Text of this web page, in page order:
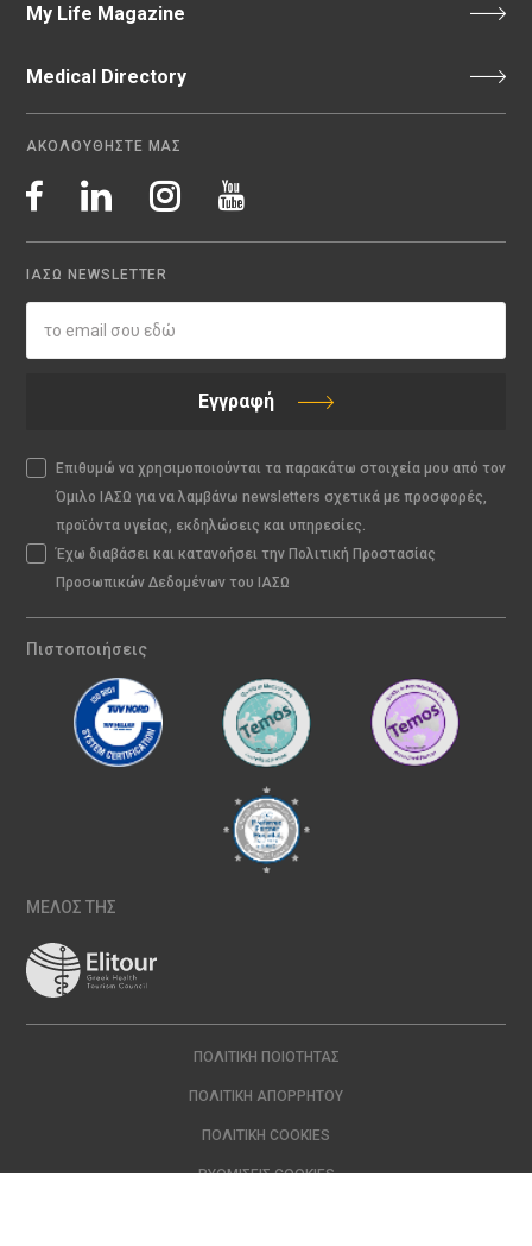
My Life Magazine
Medical Directory
ΑΚΟΛΟΥΘΗΣΤΕ ΜΑΣ
ΙΑΣΩ NEWSLETTER
Εγγραφή
Επιθυμώ να χρησιμοποιούνται τα παρακάτω στοιχεία μου από τον
Όμιλο ΙΑΣΩ για να λαμβάνω newsletters σχετικά με προσφορές,
προϊόντα υγείας, εκδηλώσεις και υπηρεσίες.
Έχω διαβάσει και κατανοήσει την Πολιτική Προστασίας
Προσωπικών Δεδομένων του ΙΑΣΩ
Πιστοποιήσεις
ΜΕΛΟΣ ΤΗΣ
ΠΟΛΙΤΙΚΉ ΠΟΙΌΤΗΤΑΣ
ΠΟΛΙΤΙΚΉ ΑΠΟΡΡΉΤΟΥ
ΠΟΛΙΤΙΚΉ COOKIES
ΡΥΘΜΊΣΕΙΣ COOKIES